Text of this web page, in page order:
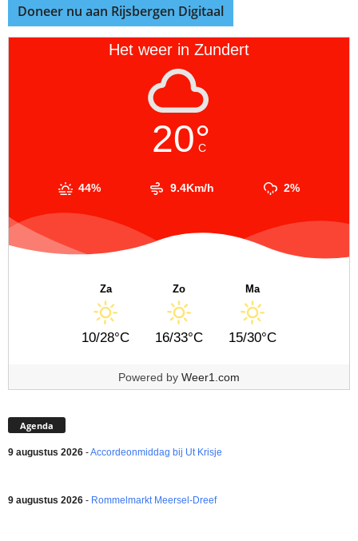
Doneer nu aan Rijsbergen Digitaal
Het weer in Zundert
20°
C
44% 9.4Km/h 2%
Za
10/28°C
Zo
16/33°C
Ma
15/30°C
Powered by Weer1.com
Agenda
9 augustus 2026 -Accordeonmiddag bij Ut Krisje
9 augustus 2026 - Rommelmarkt Meersel-Dreef